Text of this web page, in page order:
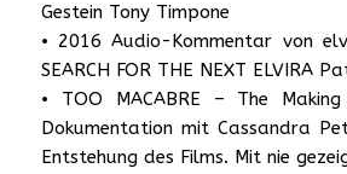
Gestein Tony Timpone
• 2016 Audio-Kommentar von
SEARCH FOR THE NEXT ELVIRA
• TOO MACABRE – The
Dokumentation mit Cassandra
Entstehung des Films. Mit nie